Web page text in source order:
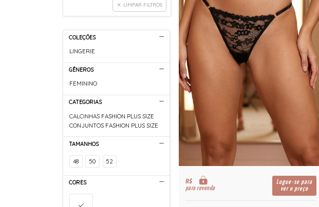
LIMPAR FILTROS
COLEÇÕES
LINGERIE
GÊNEROS
FEMININO
CATEGORIAS
CALCINHAS FASHION PLUS SIZE
CONJUNTOS FASHION PLUS SIZE
TAMANHOS
48 50 52
CORES R$
para revenda
Logue-se para
ver o preço